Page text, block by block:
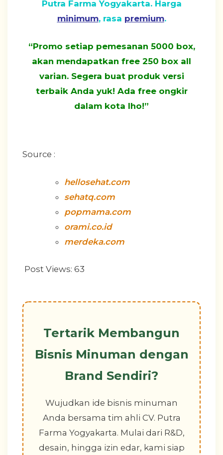
Putra Farma Yogyakarta. Harga
minimum, rasa premium.
“Promo setiap pemesanan 5000 box,
akan mendapatkan free 250 box all
varian. Segera buat produk versi
terbaik Anda yuk! Ada free ongkir
dalam kota lho!”
Source :
hellosehat.com
sehatq.com
popmama.com
orami.co.id
merdeka.com
Post Views: 63
Tertarik Membangun
Bisnis Minuman dengan
Brand Sendiri?
Wujudkan ide bisnis minuman
Anda bersama tim ahli CV. Putra
Farma Yogyakarta. Mulai dari R&D,
desain, hingga izin edar, kami siap